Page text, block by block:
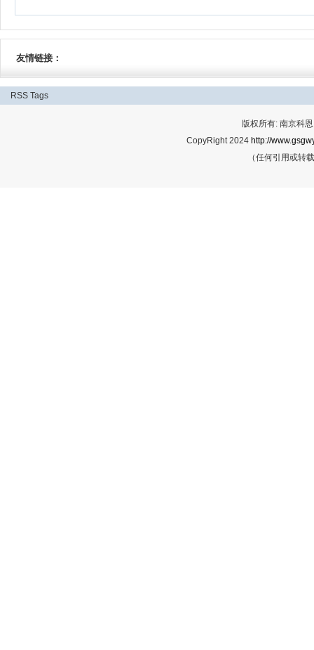
友情链接：
RSS Tags
版权所有: 南京科
CopyRight 2024 http://
（任何引用或转